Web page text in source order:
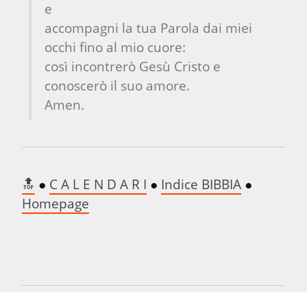
e
accompagni la tua Parola dai miei
occhi fino al mio cuore:
così incontrerò Gesù Cristo e
conoscerò il suo amore.
Amen.
🔝 ● C A L E N D A R I ● Indice BIBBIA
Homepage